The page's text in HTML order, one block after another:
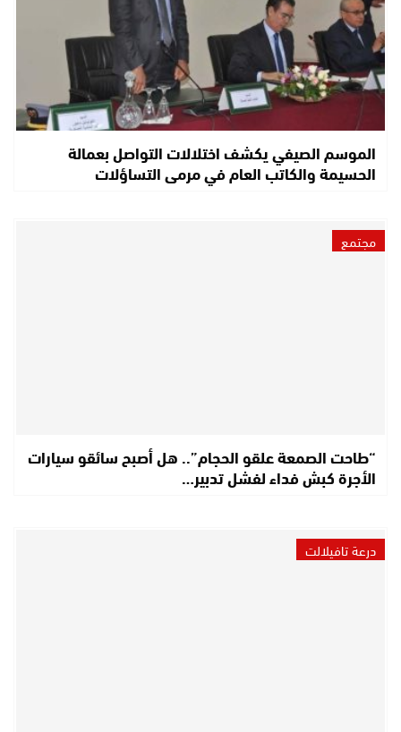
الموسم الصيفي يكشف اختلالات التواصل بعمالة
الحسيمة والكاتب العام في مرمى التساؤلات
مجتمع
“طاحت الصمعة علقو الحجام”.. هل أصبح سائقو سيارات
الأجرة كبش فداء لفشل تدبير…
درعة تافيلالت